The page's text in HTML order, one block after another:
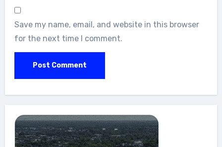
Save my name, email, and website in this browser
for the next time I comment.